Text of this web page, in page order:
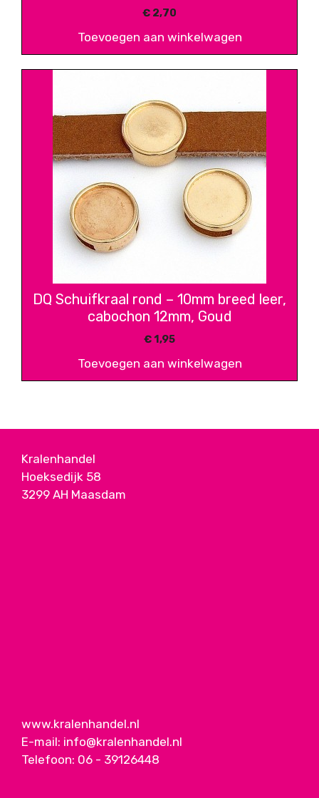
€ 2,70
Toevoegen aan winkelwagen
DQ Schuifkraal rond – 10mm breed leer,
cabochon 12mm, Goud
€1,95
Toevoegen aan winkelwagen
Kralenhandel
Hoeksedijk 58
3299 AH Maasdam
www.kralenhandel.nl
E-mail: info@kralenhandel.nl
Telefoon: 06 - 39126448